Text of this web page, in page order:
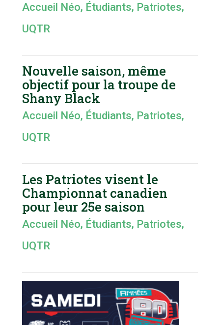
Accueil Néo, Étudiants, Patriotes,
UQTR
Nouvelle saison, même
objectif pour la troupe de
Shany Black
Accueil Néo, Étudiants, Patriotes,
UQTR
Les Patriotes visent le
Championnat canadien
pour leur 25e saison
Accueil Néo, Étudiants, Patriotes,
UQTR